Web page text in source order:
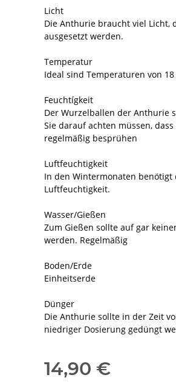
Licht
Die Anthurie braucht viel
ausgesetzt werden.
Temperatur
Ideal sind Temperaturen von 18
Feuchtígkeit
Der Wurzelballen der Anthurie
Sie darauf achten müssen,
regelmäßig besprühen
Luftfeuchtigkeit
In den Wintermonaten
Luftfeuchtigkeit.
Wasser/Gießen
Zum Gießen sollte auf gar
werden. Regelmäßig
Boden/Erde
Einheitserde
Dünger
Die Anthurie sollte in der Zeit
niedriger Dosierung gedüngt
14,90 €